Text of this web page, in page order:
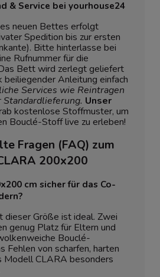
& Service bei yourhouse24
neuen Bettes erfolgt
Spedition bis zur ersten
Bitte hinterlasse bei
Rufnummer für die
Bett wird zerlegt geliefert
beiliegender Anleitung einfach
Services wie Reintragen
Unser
kostenlose Stoffmuster, um
Bouclé-Stoff live zu erleben!
Fragen (FAQ) zum
200x200
cm sicher für das Co-
dieser Größe ist ideal. Zwei
genug Platz für Eltern und
Bouclé-
Fehlen von scharfen, harten
Modell CLARA besonders